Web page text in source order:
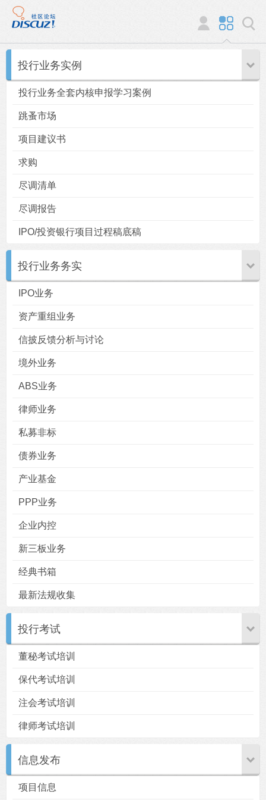
投行业务实例
投行业务全套内核申报学习案例
跳蚤市场
项目建议书
求购
尽调清单
尽调报告
IPO/投资银行项目过程稿底稿
投行业务务实
IPO业务
资产重组业务
信披反馈分析与讨论
境外业务
ABS业务
律师业务
私募非标
债券业务
产业基金
PPP业务
企业内控
新三板业务
经典书箱
最新法规收集
投行考试
董秘考试培训
保代考试培训
注会考试培训
律师考试培训
信息发布
项目信息